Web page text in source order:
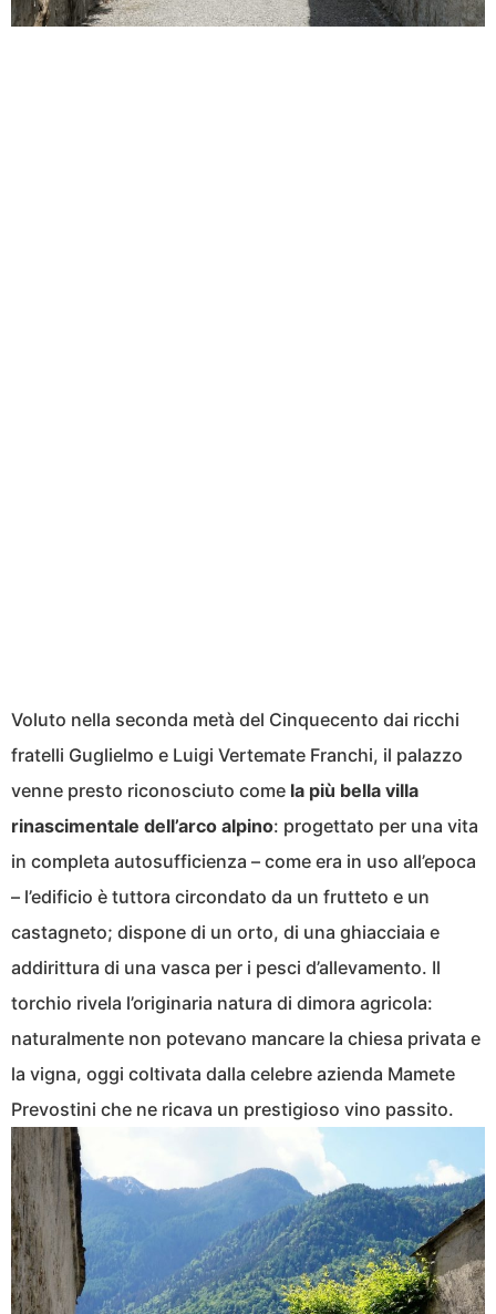
Voluto nella seconda metà del Cinquecento dai ricchi
fratelli Guglielmo e Luigi Vertemate Franchi, il palazzo
venne presto riconosciuto come la più bella villa
rinascimentale dell’arco alpino: progettato per una vita
in completa autosufficienza – come era in uso all’epoca
– l’edificio è tuttora circondato da un frutteto e un
castagneto; dispone di un orto, di una ghiacciaia e
addirittura di una vasca per i pesci d’allevamento. Il
torchio rivela l’originaria natura di dimora agricola:
naturalmente non potevano mancare la chiesa privata e
la vigna, oggi coltivata dalla celebre azienda Mamete
Prevostini che ne ricava un prestigioso vino passito.